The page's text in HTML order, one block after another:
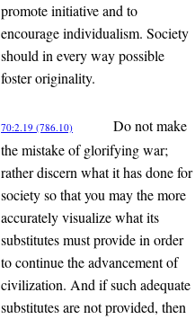
promote initiative and to
encourage individualism. Society
should in every way possible
foster originality.
70:2.19 (786.10)
Do not make
the mistake of glorifying war;
rather discern what it has done for
society so that you may the more
accurately visualize what its
substitutes must provide in order
to continue the advancement of
civilization. And if such adequate
substitutes are not provided, then